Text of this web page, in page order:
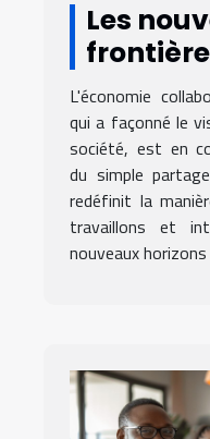
Les
L'économie
qui a façonné le
société, est en
du simple
redéfinit la
travaillons et
nouveaux